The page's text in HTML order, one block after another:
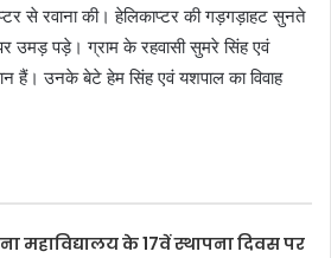
से रवाना की। हेलिकाप्टर की गड़गड़ाहट सुनते
उमड़ पड़े। ग्राम के रहवासी सुमरे सिंह एवं
हैं। उनके बेटे हेम सिंह एवं यशपाल का विवाह
महाविद्यालय के 17वें स्थापना दिवस पर